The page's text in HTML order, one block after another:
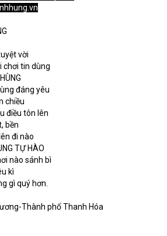
vời
chơi tin dùng
HÙNG
đáng yêu
chiều
điều tôn lên
bền
đi nào
TỰ HÀO
nào sánh bì
kì
gì quý hơn.
Thành phố Thanh Hóa